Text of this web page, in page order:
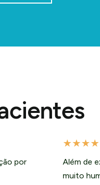
por
★★★★
Além de
muito